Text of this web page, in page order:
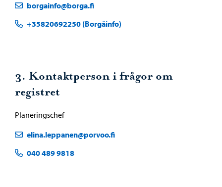
borgainfo@borga.fi
+35820692250 (Borgåinfo)
3. Kontaktperson i frågor om
registret
Planeringschef
elina.leppanen@porvoo.fi
040 489 9818